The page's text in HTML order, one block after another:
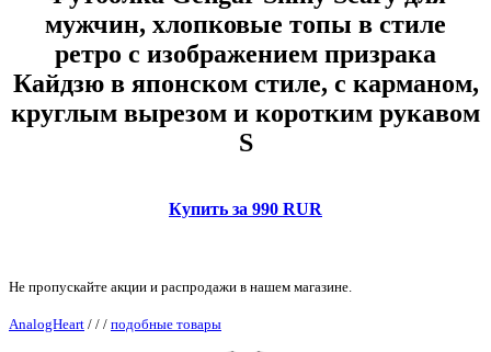
мужчин, хлопковые топы в стиле
ретро с изображением призрака
Кайдзю в японском стиле, с карманом,
круглым вырезом и коротким рукавом
S
Купить за 990 RUR
Не пропускайте акции и распродажи в нашем магазине.
AnalogHeart / / / подобные товары